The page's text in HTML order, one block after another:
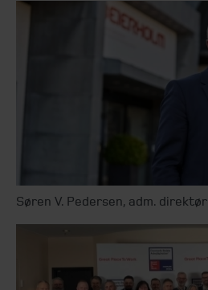
Søren V. Pedersen, adm.